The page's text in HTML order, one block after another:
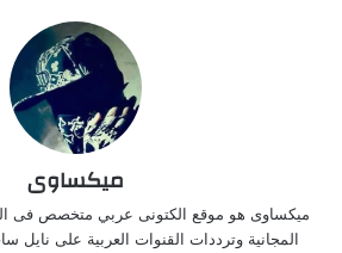
ميكساوى
ميكساوى هو موقع الكتونى عربي متخصص فى
المجانية وترددات القنوات العربية على نايل